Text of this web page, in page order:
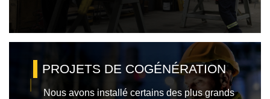
PROJETS DE COGÉNÉRATION
Nous avons installé certains des plus grands